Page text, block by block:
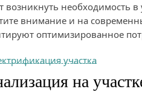
возникнуть необходимость в
внимание и на
оптимизированное
на